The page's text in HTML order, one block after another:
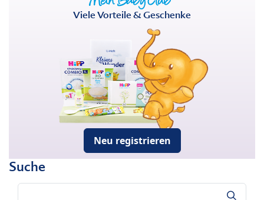
Viele Vorteile & Geschenke
Neu registrieren
Suche